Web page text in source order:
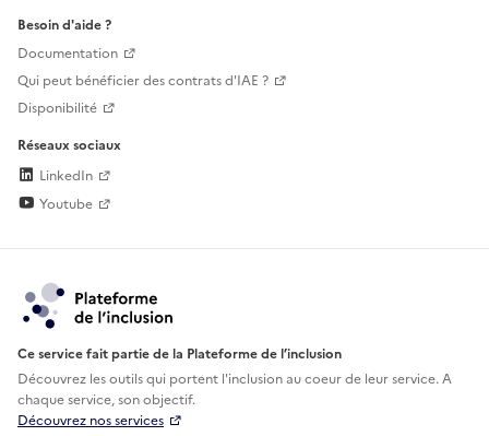
Besoin d'aide ?
Documentation
Qui peut bénéficier des contrats d'IAE ?
Disponibilité
Réseaux sociaux
LinkedIn
Youtube
Ce service fait partie de la Plateforme de l’inclusion
Découvrez les outils qui portent l'inclusion aucoeur de leur service. A
chaque service, son objectif.
Découvrez nos services